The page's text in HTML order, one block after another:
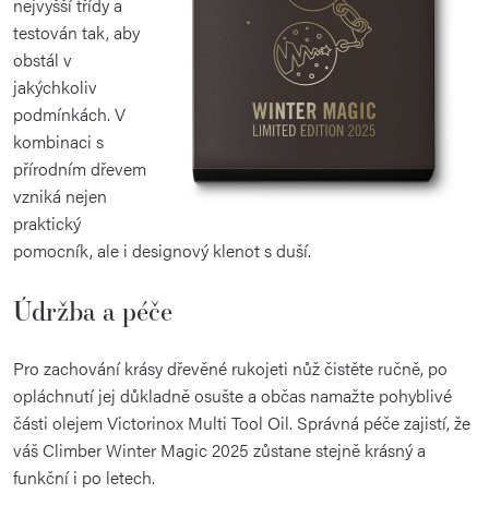
testován tak, aby
obstál v
jakýchkoliv
podmínkách. V
kombinaci s
přírodním dřevem
vzniká nejen
praktický
pomocník, ale i designový klenot s duší.
Údržba a péče
Pro zachování krásy dřevěné rukojeti nůž čistěte ručně, po
opláchnutí jej důkladně osušte a občas namažte pohyblivé
části olejem Victorinox Multi Tool Oil. Správná péče zajistí, že
váš Climber Winter Magic 2025 zůstane stejně krásný a
funkční i po letech.